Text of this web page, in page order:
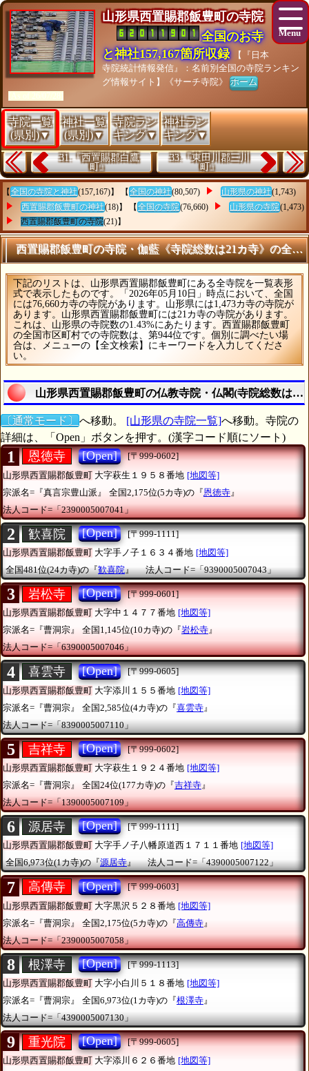
山形県西置賜郡飯豊町の寺院
全国のお寺
と神社157,167箇所収録
【『日本
寺院統計情報発信』：名前別全国の寺院ランキン
グ情報サイト】《サーチ寺院》ホーム
[As of 26/07/28]
寺院一覧
(県別)▼
神社一覧
(県別)▼
寺院ラン
キング▼
神社ラン
キング▼
31.『西置賜郡白鷹
町』
33.『東田川郡三川
町』
【 全国の寺院と神社(157,167)】 【 全国の神社(80,507) 山形県の神社(1,743)
西置賜郡飯豊町の神社(18)】 【 全国の寺院(76,660) 山形県の寺院(1,473)
西置賜郡飯豊町の寺院(21)】
西置賜郡飯豊町の寺院・伽藍《寺院総数は21カ寺》の全リ
下記のリストは、山形県西置賜郡飯豊町にある全寺院を一覧表形
式で表示したものです。「2026年05月10日」時点において、全国
には76,660カ寺の寺院があります。山形県には1,473カ寺の寺院が
あります。山形県西置賜郡飯豊町には21カ寺の寺院があります。
これは、山形県の寺院数の1.43%にあたります。西置賜郡飯豊町
の全国市区町村での寺院数は、第944位です。個別に調べたい場
合は、メニューの【全文検索】にキーワードを入力してくださ
い。
山形県西置賜郡飯豊町の仏教寺院・仏閣(寺院総数は21
〔通常モード〕 へ移動。 [山形県の寺院一覧]へ移動。寺院の
詳細は、「Open」ボタンを押す。(漢字コード順にソート)
1 恩徳寺 [Open]
[〒999-0602]
山形県西置賜郡飯豊町 大字萩生１９５８番地 [地図等]
宗派名=『真言宗豊山派』
全国2,175位(5カ寺)の『恩徳寺 』
法人コード=「2390005007041」
2 歓喜院 [Open]
[〒999-1111]
山形県西置賜郡飯豊町 大字手ノ子１６３４番地 [地図等]
全国481位(24カ寺)の『歓喜院』 法人コード=「9390005007043」
3 岩松寺 [Open]
[〒999-0601]
山形県西置賜郡飯豊町 大字中１４７７番地 [地図等]
宗派名=『曹洞宗』
全国1,145位(10カ寺)の『岩松寺』
法人コード=「6390005007046」
4 喜雲寺 [Open]
[〒999-0605]
山形県西置賜郡飯豊町 大字添川１５５番地 [地図等]
宗派名=『曹洞宗』
全国2,585位(4カ寺)の『喜雲寺 』
法人コード=「8390005007110」
5 吉祥寺 [Open]
[〒999-0602]
山形県西置賜郡飯豊町 大字萩生１９２４番地 [地図等]
宗派名=『曹洞宗』
全国24位(177カ寺)の『吉祥寺』
法人コード=「1390005007109」
6 源居寺 [Open]
[〒999-1111]
山形県西置賜郡飯豊町 大字手ノ子八幡原道西１７１１番地 [地図等]
全国6,973位(1カ寺)の『源居寺』 法人コード=「4390005007122」
7 高傳寺 [Open]
[〒999-0603]
山形県西置賜郡飯豊町 大字黒沢５２８番地 [地図等]
宗派名=『曹洞宗』
全国2,175位(5カ寺)の『高傳寺 』
法人コード=「2390005007058」
8 根澤寺 [Open]
[〒999-1113]
山形県西置賜郡飯豊町 大字小白川５１８番地 [地図等]
宗派名=『曹洞宗』
全国6,973位(1カ寺)の『根澤寺』
法人コード=「4390005007130」
9 重光院 [Open]
[〒999-0605]
山形県西置賜郡飯豊町 大字添川６２６番地 [地図等]